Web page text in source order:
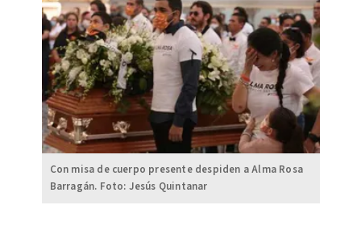
Con misa de cuerpo presente despiden a Alma Rosa
Barragán. Foto: Jesús Quintanar